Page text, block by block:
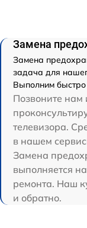
Замена
Замена
задача для
Выполним быстро
Позвоните нам
телевизора.
в нашем
Замена
выполняется
ремонта. Наш
и обратно.